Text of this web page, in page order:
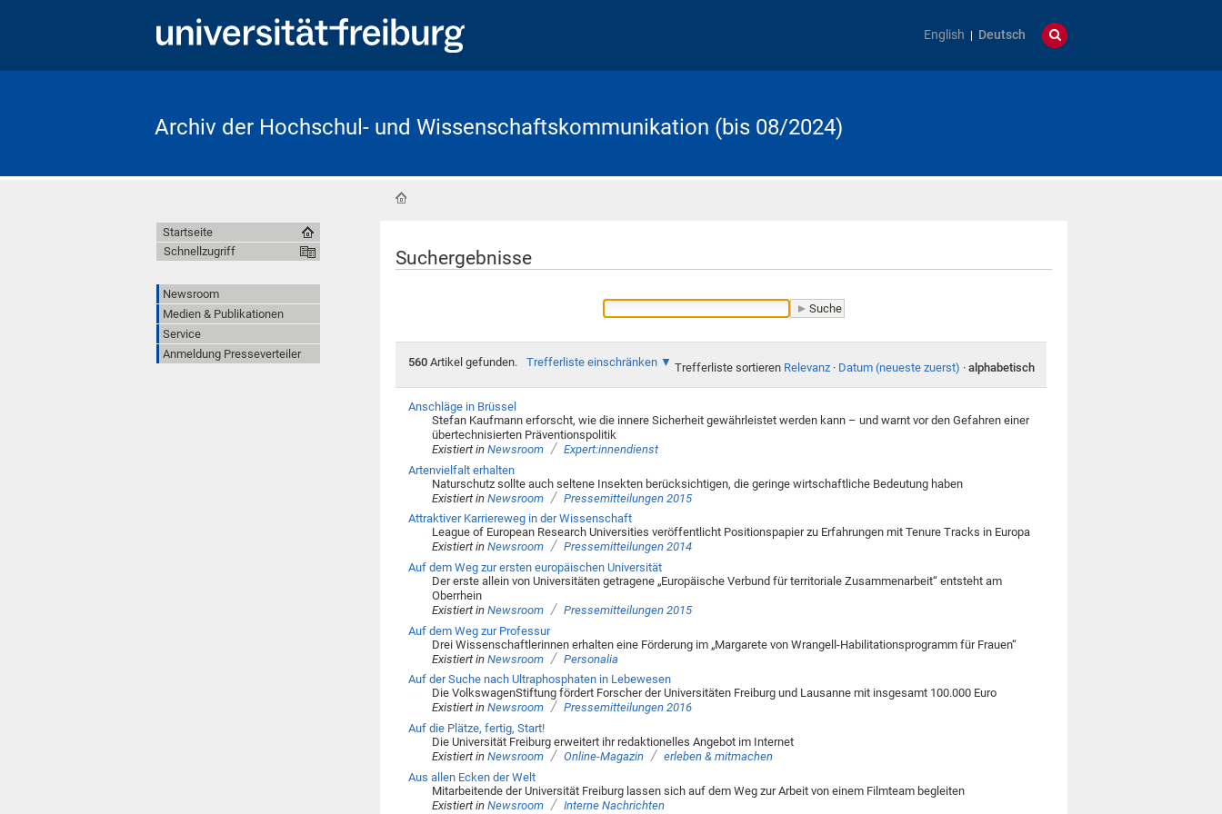
English Deutsch
Archiv der Hochschul- und Wissenschaftskommunikation (bis 08/2024)
Suchergebnisse
560Artikel gefunden. Trefferliste einschränken Trefferliste sortieren Relevanz · Datum (neueste zuerst) · alphabetisch
Anschläge in Brüssel
Stefan Kaufmann erforscht, wie die innere Sicherheit gewährleistet werden kann – und warnt vor den Gefahren einer
übertechnisierten Präventionspolitik
Existiert in Newsroom / Expert:innendienst
Artenvielfalt erhalten
Naturschutz sollte auch seltene Insekten berücksichtigen, die geringe wirtschaftliche Bedeutung haben
Existiert in Newsroom / Pressemitteilungen 2015
Attraktiver Karriereweg in der Wissenschaft
League of European Research Universities veröffentlicht Positionspapier zu Erfahrungen mit Tenure Tracks in Europa
Existiert in Newsroom / Pressemitteilungen 2014
Auf dem Weg zur ersten europäischen Universität
Der erste allein von Universitäten getragene „Europäische Verbund für territoriale Zusammenarbeit“ entsteht am
Oberrhein
Existiert in Newsroom / Pressemitteilungen 2015
Auf dem Weg zur Professur
Drei Wissenschaftlerinnen erhalten eine Förderung im „Margarete von Wrangell-Habilitationsprogramm für Frauen“
Existiert in Newsroom / Personalia
Auf der Suche nach Ultraphosphaten in Lebewesen
Die VolkswagenStiftung fördert Forscher der Universitäten Freiburg und Lausanne mit insgesamt 100.000 Euro
Existiert in Newsroom / Pressemitteilungen 2016
Auf die Plätze, fertig, Start!
Die Universität Freiburg erweitert ihr redaktionelles Angebot im Internet
Existiert in Newsroom / Online-Magazin / erleben & mitmachen
Aus allen Ecken der Welt
Mitarbeitende der Universität Freiburg lassen sich auf dem Weg zur Arbeit von einem Filmteam begleiten
Existiert in Newsroom / Interne Nachrichten
Startseite
Schnellzugriff
Newsroom
Medien & Publikationen
Service
Anmeldung Presseverteiler